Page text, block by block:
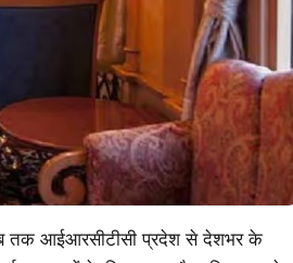
अब तक आईआरसीटीसी प्रदेश से देशभर के